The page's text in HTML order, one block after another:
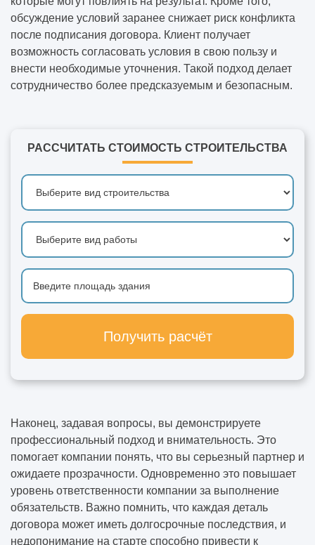
обсуждение условий заранее снижает риск конфликта
после подписания договора. Клиент получает
возможность согласовать условия в свою пользу и
внести необходимые уточнения. Такой подход делает
сотрудничество более предсказуемым и безопасным.
РАССЧИТАТЬ СТОИМОСТЬ СТРОИТЕЛЬСТВА
Получить расчёт
Наконец, задавая вопросы, вы демонстрируете
профессиональный подход и внимательность. Это
помогает компании понять, что вы серьезный партнер и
ожидаете прозрачности. Одновременно это повышает
уровень ответственности компании за выполнение
обязательств. Важно помнить, что каждая деталь
договора может иметь долгосрочные последствия, и
недопонимание на старте способно привести к